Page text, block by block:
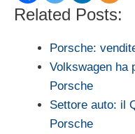
Related Posts:
Porsche:
Volkswagen ha
Porsche
Settore auto: il
Porsche